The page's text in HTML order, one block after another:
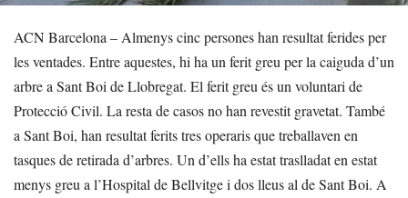
ACN Barcelona – Almenys cinc persones han resultat ferides per
les ventades. Entre aquestes, hi ha un ferit greu per la caiguda d’un
arbre a Sant Boi de Llobregat. El ferit greu és un voluntari de
Protecció Civil. La resta de casos no han revestit gravetat. També
a Sant Boi, han resultat ferits tres operaris que treballaven en
tasques de retirada d’arbres. Un d’ells ha estat traslladat en estat
menys greu a l’Hospital de Bellvitge i dos lleus al de Sant Boi. A